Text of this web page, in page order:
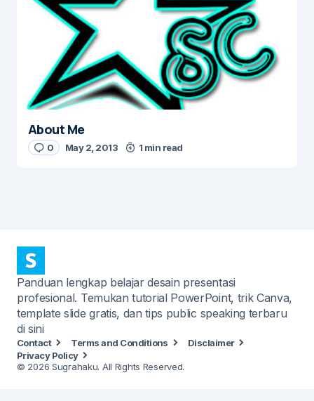
About Me
0 May 2, 2013 1 min read
Panduan lengkap belajar desain presentasi
profesional. Temukan tutorial PowerPoint, trik Canva,
template slide gratis, dan tips public speaking terbaru
di sini
Contact Terms and Conditions
Disclaimer
Privacy Policy
© 2026 Sugrahaku. All Rights Reserved.